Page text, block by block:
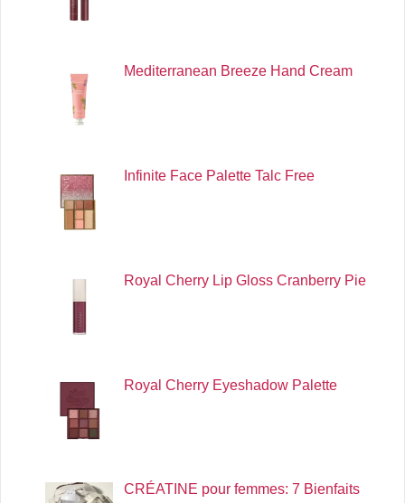
Mediterranean Breeze Hand Cream
Infinite Face Palette Talc Free
Royal Cherry Lip Gloss Cranberry Pie
Royal Cherry Eyeshadow Palette
CRÉATINE pour femmes: 7 Bienfaits